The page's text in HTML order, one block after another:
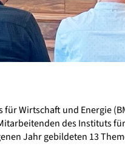
Wirtschaft und Energie
des Instituts
Jahr gebildeten 13